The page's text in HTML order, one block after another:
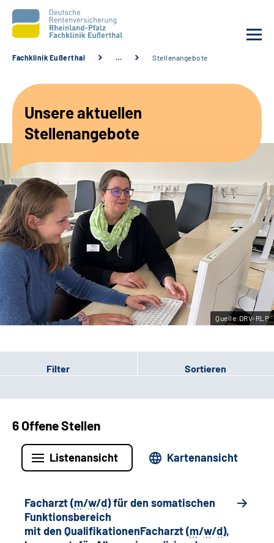
Unsere Angebote
Karriere
Beratungsstellen &
Zuweisende
Suche
Leichte Sprache
Gebärdensprache
Fachklinik Eußerthal … Stellenangebote
Unsere aktuellen
Stellenangebote
Quelle:DRV-RLP
Filter Sortieren
6 Offene Stellen
Listenansicht Kartenansicht
Facharzt (m/w/d) für den somatischen
Funktionsbereich
mit den QualifikationenFacharzt (m/w/d),